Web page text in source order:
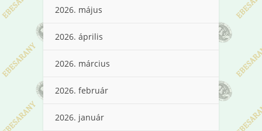
2026. május
2026. április
2026. március
2026. február
2026. január